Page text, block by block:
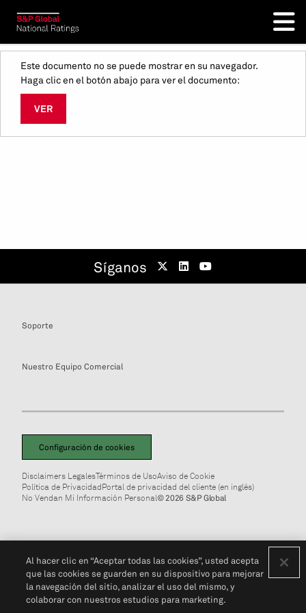
Este documento no se puede mostrar en su navegador.
Haga clic en el botón abajo para ver el documento:
VER
Síganos
Soporte
Nuestro Equipo Comercial
Configuración de cookies
Disclaimers LegalesTérminos de UsoAviso de Cookie
Política de PrivacidadPortal de privacidad del cliente (en inglés)
No Vendan Mi Información Personal© 2026 S&P Global
Al hacer clic en “Aceptar todas las cookies”, usted acepta
que las cookies se guarden en su dispositivo para mejorar
la navegación del sitio, analizar el uso del mismo, y
colaborar con nuestros estudios para marketing.